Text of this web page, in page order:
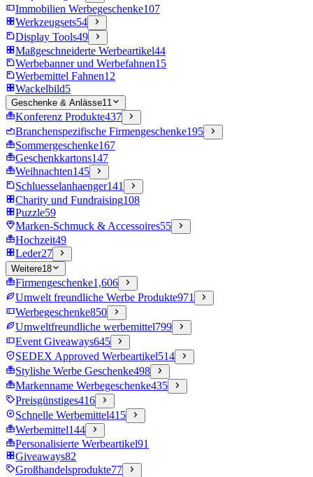
Immobilien Werbegeschenke107
Werkzeugsets54
Display Tools49
Maßgeschneiderte Werbeartikel44
Werbebanner und Werbefahnen15
Werbemittel Fahnen12
Wackelbild5
Geschenke & Anlässe11
Konferenz Produkte437
Branchenspezifische Firmengeschenke195
Sommergeschenke167
Geschenkkartons147
Weihnachten145
Schluesselanhaenger141
Charity und Fundraising108
Puzzle59
Marken-Schmuck & Accessoires55
Hochzeit49
Leder27
Weitere18
Firmengeschenke1,606
Umwelt freundliche Werbe Produkte971
Werbegeschenke850
Umweltfreundliche werbemittel799
Event Giveaways645
SEDEX Approved Werbeartikel514
Stylishe Werbe Geschenke498
Markenname Werbegeschenke435
Preisgünstiges416
Schnelle Werbemittel415
Werbemittel144
Personalisierte Werbeartikel91
Giveaways82
Großhandelsprodukte77